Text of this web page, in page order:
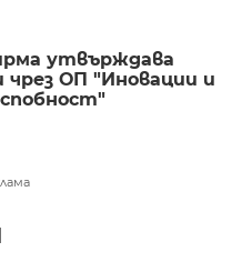
утвърждава
чрез ОП "Иновации и